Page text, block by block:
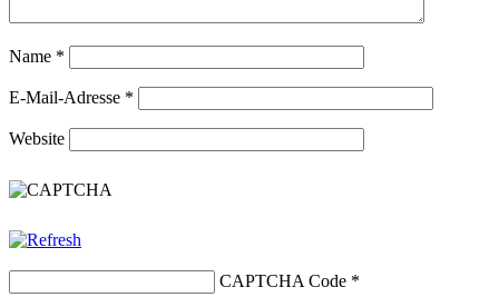
Name *
E-Mail-Adresse *
Website
CAPTCHA Code *